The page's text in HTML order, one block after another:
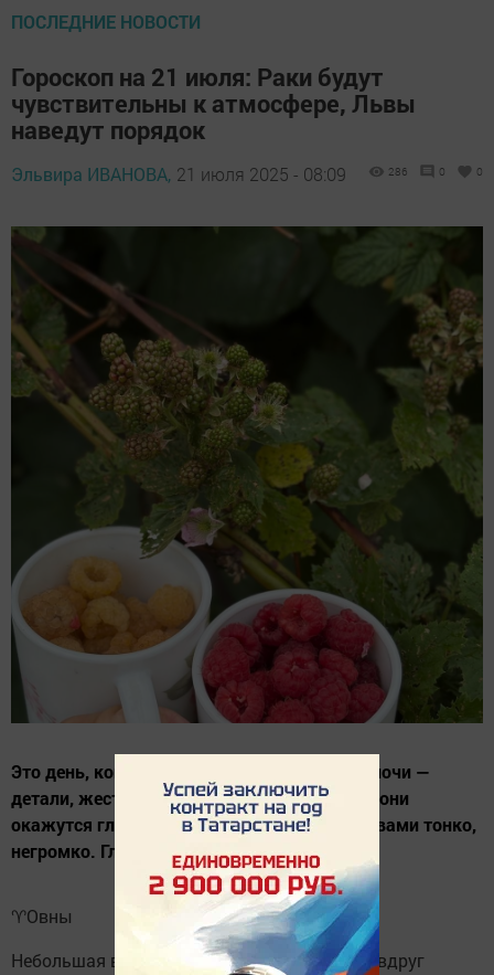
ПОСЛЕДНИЕ НОВОСТИ
Гороскоп на 21 июля: Раки будут
чувствительны к атмосфере, Львы
наведут порядок
Эльвира ИВАНОВА, 21 июля 2025 - 08:09 286 0 0
Это день, когда на первый план выйдут мелочи —
детали, жесты, случайные слова. И именно они
окажутся главными. Мир будет говорить с вами тонко,
негромко. Главное — услышать.
♈️Овны
Небольшая встреча или короткий разговор вдруг